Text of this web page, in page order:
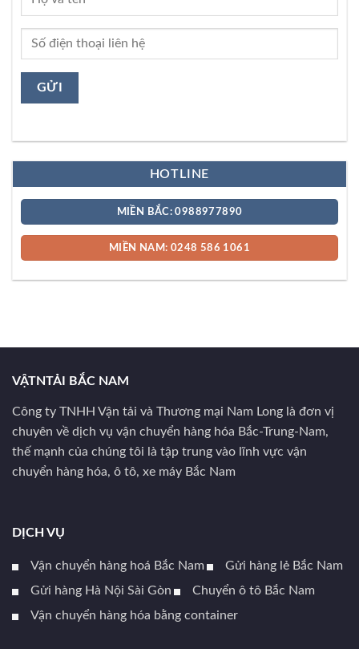
HOTLINE
MIỀN BẮC: 0988977890
MIỀN NAM: 0248 586 1061
VẬTNTẢI BẮC NAM
Công ty TNHH Vận tải và Thương mại Nam Long là đơn vị
chuyên về dịch vụ vận chuyển hàng hóa Bắc-Trung-Nam,
thế mạnh của chúng tôi là tập trung vào lĩnh vực vận
chuyển hàng hóa, ô tô, xe máy Bắc Nam
DỊCH VỤ
Vận chuyển hàng hoá Bắc Nam
Gửi hàng lẻ Bắc Nam
Gửi hàng Hà Nội Sài Gòn
Chuyển ô tô Bắc Nam
Vận chuyển hàng hóa bằng container